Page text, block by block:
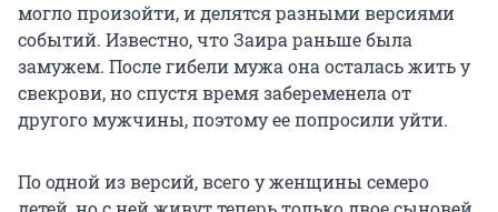
могло произойти, и делятся разными версиями
событий. Известно, что Заира раньше была
замужем. После гибели мужа она осталась жить у
свекрови, но спустя время забеременела от
другого мужчины, поэтому ее попросили уйти.
По одной из версий, всего у женщины семеро